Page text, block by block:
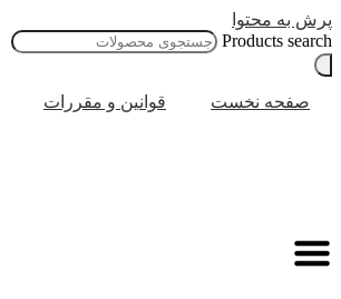
پرش به محتوا
Products search
صفحه نخست قوانین و مقررات